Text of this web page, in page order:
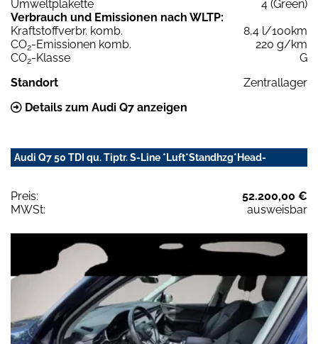
Umweltplakette
4 (Green)
Verbrauch und Emissionen nach WLTP:
Kraftstoffverbr. komb.
8,4 l/100km
CO2-Emissionen komb.
220 g/km
CO2-Klasse
G
Standort
Zentrallager
Details zum Audi Q7 anzeigen
Audi Q7 50 TDI qu. Tiptr. S-Line *Luft*Standhzg*Head-
Preis:
52.200,00 €
MWSt:
ausweisbar